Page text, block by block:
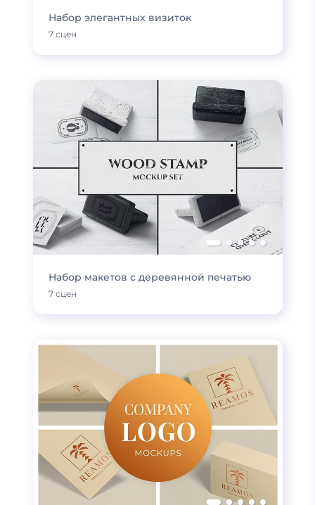
Набор элегантных визиток
7 сцен
Набор макетов с деревянной печатью
7 сцен